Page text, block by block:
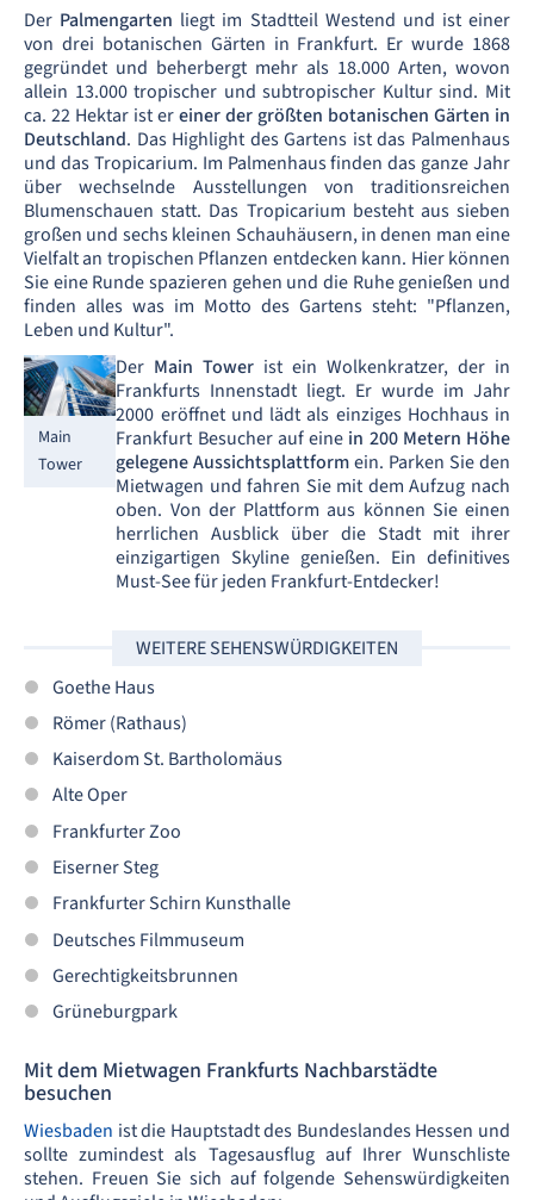
Der Palmengarten liegt im Stadtteil Westend und ist einer
von drei botanischen Gärten in Frankfurt. Er wurde 1868
gegründet und beherbergt mehr als 18.000 Arten, wovon
allein 13.000 tropischer und subtropischer Kultur sind. Mit
ca. 22 Hektar ist ereiner der größten botanischen Gärten in
Deutschland. Das Highlight des Gartens ist das Palmenhaus
und das Tropicarium. Im Palmenhaus finden das ganze Jahr
über wechselnde Ausstellungen von traditionsreichen
Blumenschauen statt. Das Tropicarium besteht aus sieben
großen und sechs kleinen Schauhäusern, in denen man eine
Vielfalt an tropischen Pflanzen entdecken kann. Hier können
Sie eine Runde spazieren gehen und die Ruhe genießen und
finden alles was im Motto des Gartens steht: "Pflanzen,
Leben und Kultur".
Main
Tower
Der Main Tower ist ein Wolkenkratzer, der in
Frankfurts Innenstadt liegt. Er wurde im Jahr
2000 eröffnet und lädt als einziges Hochhaus in
Frankfurt Besucher auf eine in 200 Metern Höhe
gelegene Aussichtsplattformein. Parken Sie den
Mietwagen und fahren Sie mit dem Aufzug nach
oben. Von der Plattform aus können Sie einen
herrlichen Ausblick über die Stadt mit ihrer
einzigartigen Skyline genießen. Ein definitives
Must-See für jeden Frankfurt-Entdecker!
WEITERE SEHENSWÜRDIGKEITEN
Goethe Haus
Römer (Rathaus)
Kaiserdom St. Bartholomäus
Alte Oper
Frankfurter Zoo
Eiserner Steg
Frankfurter Schirn Kunsthalle
Deutsches Filmmuseum
Gerechtigkeitsbrunnen
Grüneburgpark
Mit dem Mietwagen Frankfurts Nachbarstädte
besuchen
Wiesbaden ist die Hauptstadt des Bundeslandes Hessen und
sollte zumindest als Tagesausflug auf Ihrer Wunschliste
stehen. Freuen Sie sich auf folgende Sehenswürdigkeiten